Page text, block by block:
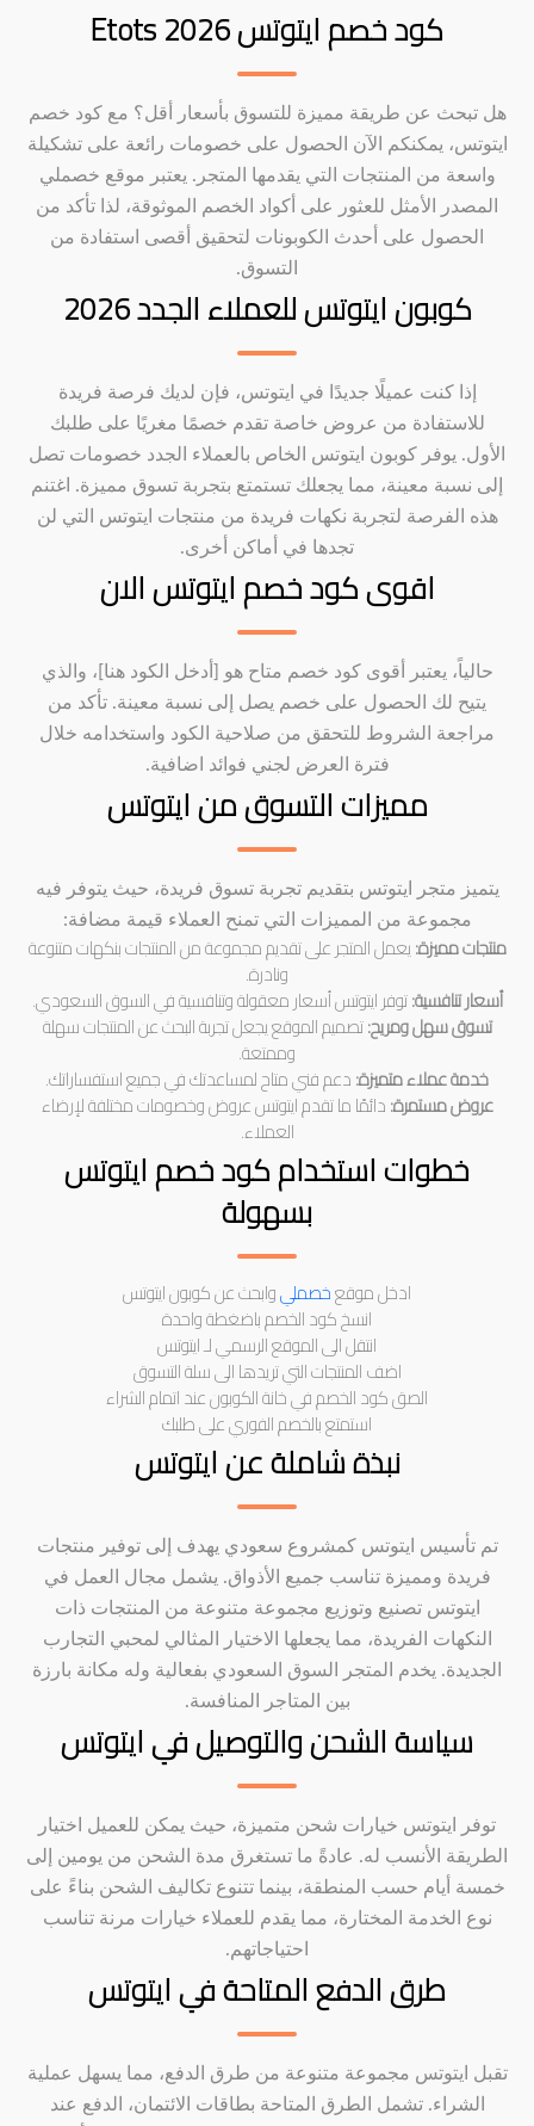
كود خصم ايتوتس Etots 2026
هل تبحث عن طريقة مميزة للتسوق بأسعار أقل؟ مع كود خصم
ايتوتس، يمكنكم الآن الحصول على خصومات رائعة على تشكيلة
واسعة من المنتجات التي يقدمها المتجر. يعتبر موقع خصملي
المصدر الأمثل للعثور على أكواد الخصم الموثوقة، لذا تأكد من
الحصول على أحدث الكوبونات لتحقيق أقصى استفادة من
التسوق.
كوبون ايتوتس للعملاء الجدد 2026
إذا كنت عميلًا جديدًا في ايتوتس، فإن لديك فرصة فريدة
للاستفادة من عروض خاصة تقدم خصمًا مغريًا على طلبك
الأول. يوفر كوبون ايتوتس الخاص بالعملاء الجدد خصومات تصل
إلى نسبة معينة، مما يجعلك تستمتع بتجربة تسوق مميزة. اغتنم
هذه الفرصة لتجربة نكهات فريدة من منتجات ايتوتس التي لن
تجدها في أماكن أخرى.
اقوى كود خصم ايتوتس الان
حالياً، يعتبر أقوى كود خصم متاح هو [أدخل الكود هنا]، والذي
يتيح لك الحصول على خصم يصل إلى نسبة معينة. تأكد من
مراجعة الشروط للتحقق من صلاحية الكود واستخدامه خلال
فترة العرض لجني فوائد اضافية.
مميزات التسوق من ايتوتس
يتميز متجر ايتوتس بتقديم تجربة تسوق فريدة، حيث يتوفر فيه
مجموعة من المميزات التي تمنح العملاء قيمة مضافة:
منتجات مميزة:يعمل المتجر على تقديم مجموعة من المنتجات بنكهات متنوعة
ونادرة.
أسعار تنافسية:توفر ايتوتس أسعار معقولة وتنافسية في السوق السعودي.
تسوق سهل ومريح:تصميم الموقع يجعل تجربة البحث عن المنتجات سهلة
وممتعة.
خدمة عملاء متميزة:دعم فني متاح لمساعدتك في جميع استفساراتك.
عروض مستمرة:دائمًا ما تقدم ايتوتس عروض وخصومات مختلفة لإرضاء
العملاء.
خطوات استخدام كود خصم ايتوتس
بسهولة
ادخل موقعخصمليوابحث عن كوبون ايتوتس
انسخ كود الخصم باضغطة واحدة
انتقل الى الموقع الرسمي لـ ايتوتس
اضف المنتجات التي تريدها الى سلة التسوق
الصق كود الخصم في خانة الكوبون عند اتمام الشراء
استمتع بالخصم الفوري على طلبك
نبذة شاملة عن ايتوتس
تم تأسيس ايتوتس كمشروع سعودي يهدف إلى توفير منتجات
فريدة ومميزة تناسب جميع الأذواق. يشمل مجال العمل في
ايتوتس تصنيع وتوزيع مجموعة متنوعة من المنتجات ذات
النكهات الفريدة، مما يجعلها الاختيار المثالي لمحبي التجارب
الجديدة. يخدم المتجر السوق السعودي بفعالية وله مكانة بارزة
بين المتاجر المنافسة.
سياسة الشحن والتوصيل في ايتوتس
توفر ايتوتس خيارات شحن متميزة، حيث يمكن للعميل اختيار
الطريقة الأنسب له. عادةً ما تستغرق مدة الشحن من يومين إلى
خمسة أيام حسب المنطقة، بينما تتنوع تكاليف الشحن بناءً على
نوع الخدمة المختارة، مما يقدم للعملاء خيارات مرنة تناسب
احتياجاتهم.
طرق الدفع المتاحة في ايتوتس
تقبل ايتوتس مجموعة متنوعة من طرق الدفع، مما يسهل عملية
الشراء. تشمل الطرق المتاحة بطاقات الائتمان، الدفع عند